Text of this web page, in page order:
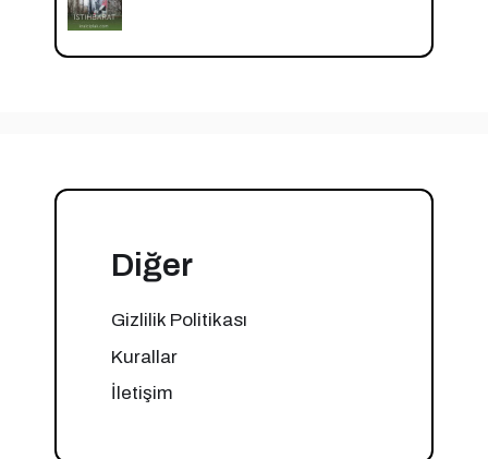
Diğer
Gizlilik Politikası
Kurallar
İletişim